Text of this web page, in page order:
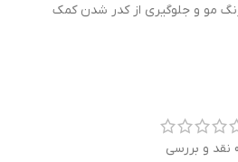
رنگ مو و جلوگیری از کدر شدن کمک
0 نقد و بررسی